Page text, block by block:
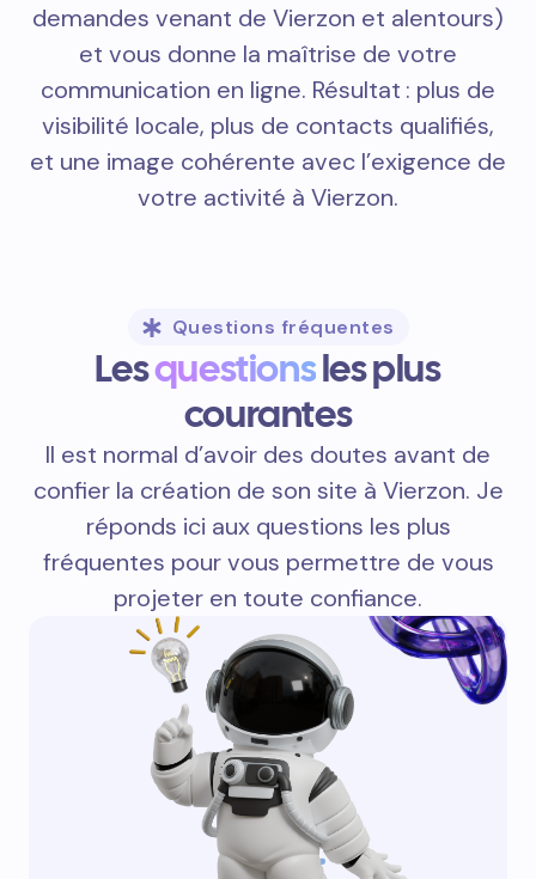
demandes venant de Vierzon et alentours)
et vous donne la maîtrise de votre
communication en ligne. Résultat : plus de
visibilité locale, plus de contacts qualifiés,
et une image cohérente avec l’exigence de
votre activité à Vierzon.
Questions fréquentes
Lesquestionsles plus
courantes
Il est normal d’avoir des doutes avant de
confier la création de son site à Vierzon. Je
réponds ici aux questions les plus
fréquentes pour vous permettre de vous
projeter en toute confiance.